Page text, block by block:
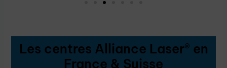
Les centres Alliance Laser® en
France & Suisse